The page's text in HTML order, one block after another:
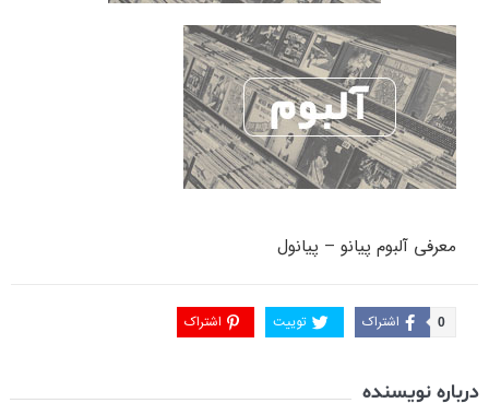
معرفی آلبوم پیانو – پیانول
اشتراک 0 توییت اشتراک
درباره نویسنده